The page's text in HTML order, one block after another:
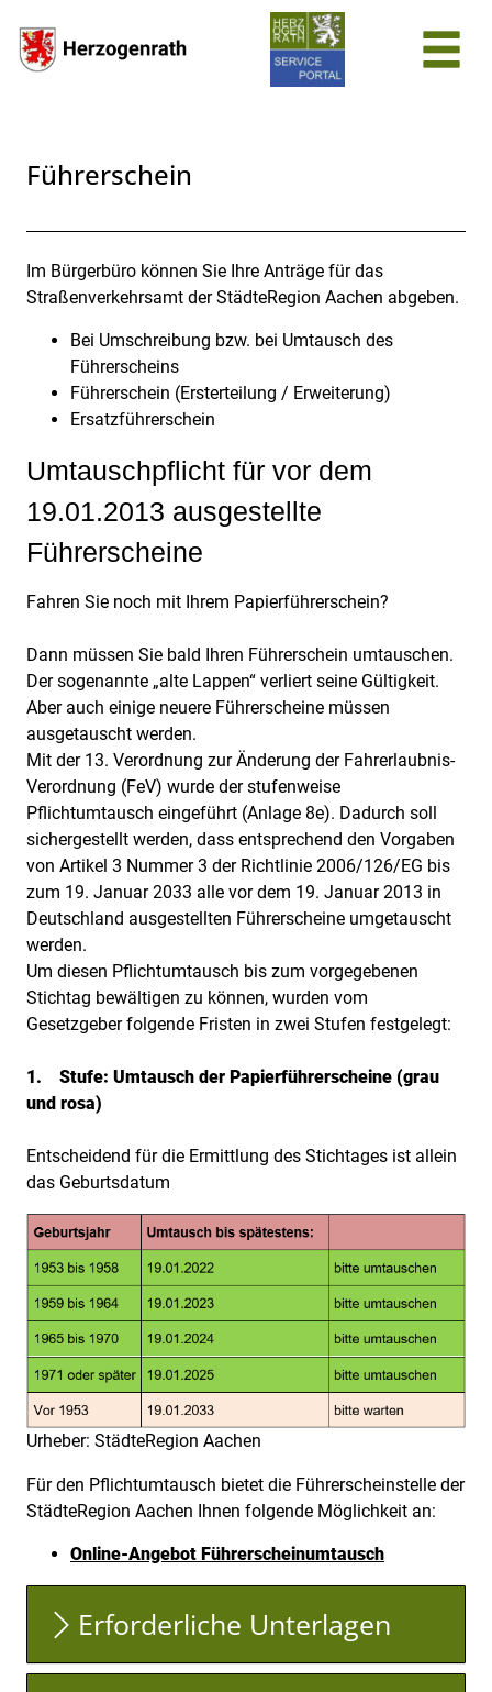
Führerschein
Beschreibung
Im Bürgerbüro können Sie Ihre Anträge für das
Straßenverkehrsamt der StädteRegion Aachen abgeben.
Bei Umschreibung bzw. bei Umtausch des
Führerscheins
Führerschein (Ersterteilung / Erweiterung)
Ersatzführerschein
Umtauschpflicht für vor dem
19.01.2013 ausgestellte
Führerscheine
Fahren Sie noch mit Ihrem Papierführerschein?
Dann müssen Sie bald Ihren Führerschein umtauschen.
Der sogenannte „alte Lappen“ verliert seine Gültigkeit.
Aber auch einige neuere Führerscheine müssen
ausgetauscht werden.
Mit der 13. Verordnung zur Änderung der Fahrerlaubnis-
Verordnung (FeV) wurde der stufenweise
Pflichtumtausch eingeführt (Anlage 8e). Dadurch soll
sichergestellt werden, dass entsprechend den Vorgaben
von Artikel 3 Nummer 3 der Richtlinie 2006/126/EG bis
zum 19. Januar 2033 alle vor dem 19. Januar 2013 in
Deutschland ausgestellten Führerscheine umgetauscht
werden.
Um diesen Pflichtumtausch bis zum vorgegebenen
Stichtag bewältigen zu können, wurden vom
Gesetzgeber folgende Fristen in zwei Stufen festgelegt:
1. Stufe: Umtausch der Papierführerscheine (grau
und rosa)
Entscheidend für die Ermittlung des Stichtages ist allein
das Geburtsdatum
Urheber: StädteRegion Aachen
Für den Pflichtumtausch bietet die Führerscheinstelle der
StädteRegion Aachen Ihnen folgende Möglichkeit an:
Online-Angebot Führerscheinumtausch
Erforderliche Unterlagen